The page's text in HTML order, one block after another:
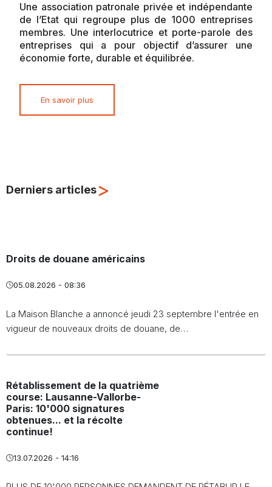
Une association patronale privée et indépendante
de l’Etat qui regroupe plus de 1000 entreprises
membres. Une interlocutrice et porte-parole des
entreprises qui a pour objectif d’assurer une
économie forte, durable et équilibrée.
En savoir plus
Derniers articles>
Droits de douane américains
05.08.2026 - 08:36
La Maison Blanche a annoncé jeudi 23 septembre l'entrée en
vigueur de nouveaux droits de douane, de…
Rétablissement de la quatrième
course: Lausanne-Vallorbe-
Paris: 10'000 signatures
obtenues... et la récolte
continue!
13.07.2026 - 14:16